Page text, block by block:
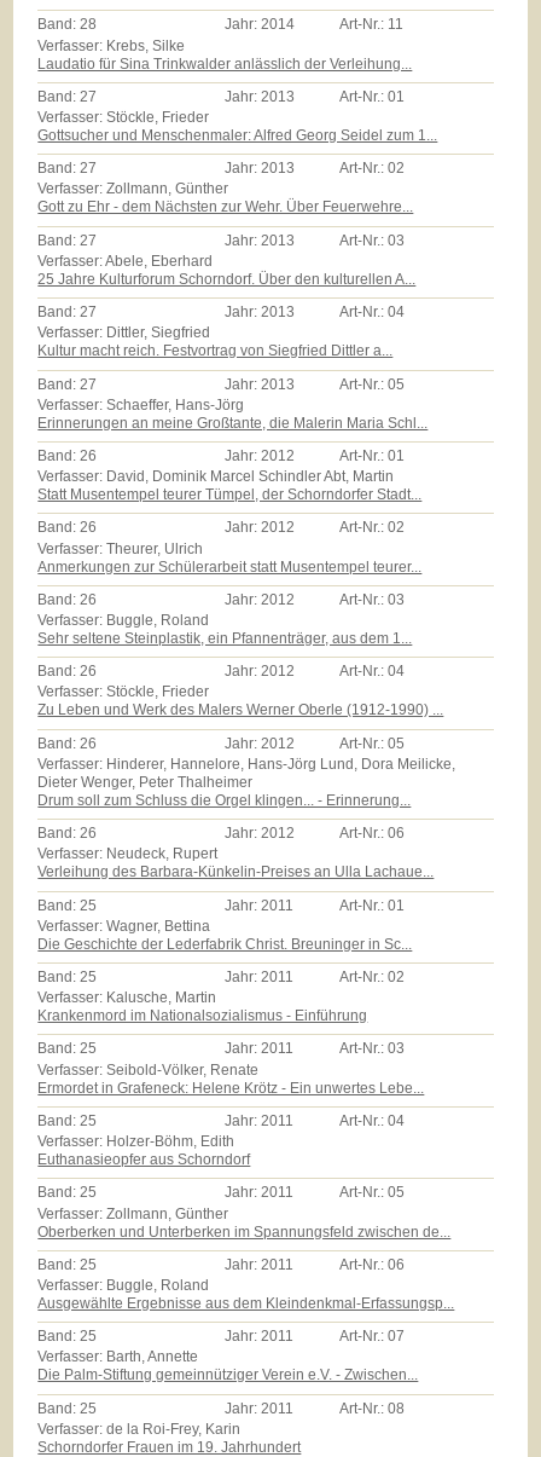
Band:28 Jahr:2014 Art-Nr.: 11
Verfasser: Krebs, Silke
Laudatio für Sina Trinkwalder anlässlich der Verleihung...
Band: 27 Jahr: 2013 Art-Nr.:01
Verfasser: Stöckle, Frieder
Gottsucher und Menschenmaler: Alfred Georg Seidel zum 1...
Band:27 Jahr:2013 Art-Nr.:02
Verfasser: Zollmann, Günther
Gott zu Ehr - dem Nächsten zur Wehr. Über Feuerwehre...
Band: 27 Jahr: 2013 Art-Nr.:03
Verfasser: Abele, Eberhard
25 Jahre Kulturforum Schorndorf. Über den kulturellen A...
Band:27 Jahr:2013 Art-Nr.:04
Verfasser: Dittler, Siegfried
Kultur macht reich. Festvortrag von Siegfried Dittler a...
Band: 27 Jahr: 2013 Art-Nr.:05
Verfasser: Schaeffer, Hans-Jörg
Erinnerungen an meine Großtante, die Malerin Maria Schl...
Band:26 Jahr:2012 Art-Nr.:01
Verfasser: David, Dominik Marcel Schindler Abt, Martin
Statt Musentempel teurer Tümpel, der Schorndorfer Stadt...
Band:26 Jahr:2012 Art-Nr.:02
Verfasser: Theurer, Ulrich
Anmerkungen zur Schülerarbeit statt Musentempel teurer...
Band:26 Jahr:2012 Art-Nr.:03
Verfasser: Buggle, Roland
Sehr seltene Steinplastik, ein Pfannenträger, aus dem 1...
Band:26 Jahr:2012 Art-Nr.:04
Verfasser: Stöckle, Frieder
Zu Leben und Werk des Malers Werner Oberle (1912-1990) ...
Band: 26 Jahr: 2012 Art-Nr.:05
Verfasser: Hinderer, Hannelore, Hans-Jörg Lund, Dora Meilicke,
Dieter Wenger, Peter Thalheimer
Drum soll zum Schluss die Orgel klingen... - Erinnerung...
Band:26 Jahr:2012 Art-Nr.:06
Verfasser: Neudeck, Rupert
Verleihung des Barbara-Künkelin-Preises an Ulla Lachaue...
Band: 25 Jahr: 2011 Art-Nr.:01
Verfasser: Wagner, Bettina
Die Geschichte der Lederfabrik Christ. Breuninger in Sc...
Band:25 Jahr:2011 Art-Nr.:02
Verfasser: Kalusche, Martin
Krankenmord im Nationalsozialismus - Einführung
Band:25 Jahr:2011 Art-Nr.:03
Verfasser: Seibold-Völker, Renate
Ermordet in Grafeneck: Helene Krötz - Ein unwertes Lebe...
Band:25 Jahr:2011 Art-Nr.:04
Verfasser: Holzer-Böhm, Edith
Euthanasieopfer aus Schorndorf
Band:25 Jahr:2011 Art-Nr.:05
Verfasser: Zollmann, Günther
Oberberken und Unterberken im Spannungsfeld zwischen de...
Band: 25 Jahr: 2011 Art-Nr.:06
Verfasser: Buggle, Roland
Ausgewählte Ergebnisse aus dem Kleindenkmal-Erfassungsp...
Band:25 Jahr:2011 Art-Nr.:07
Verfasser: Barth, Annette
Die Palm-Stiftung gemeinnütziger Verein e.V. - Zwischen...
Band: 25 Jahr: 2011 Art-Nr.:08
Verfasser: de la Roi-Frey, Karin
Schorndorfer Frauen im 19. Jahrhundert